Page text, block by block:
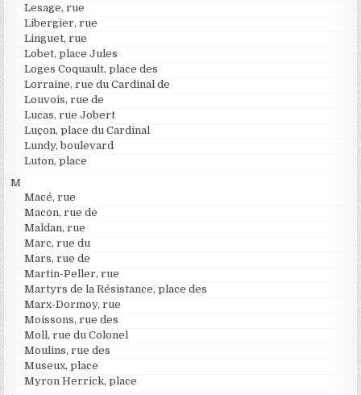
Lesage, rue
Libergier, rue
Linguet, rue
Lobet, place Jules
Loges Coquault, place des
Lorraine, rue du Cardinal de
Louvois, rue de
Lucas, rue Jobert
Luçon, place du Cardinal
Lundy, boulevard
Luton, place
M
Macé, rue
Macon, rue de
Maldan, rue
Marc, rue du
Mars, rue de
Martin-Peller, rue
Martyrs de la Résistance, place des
Marx-Dormoy, rue
Moissons, rue des
Moll, rue du Colonel
Moulins, rue des
Museux, place
Myron Herrick, place